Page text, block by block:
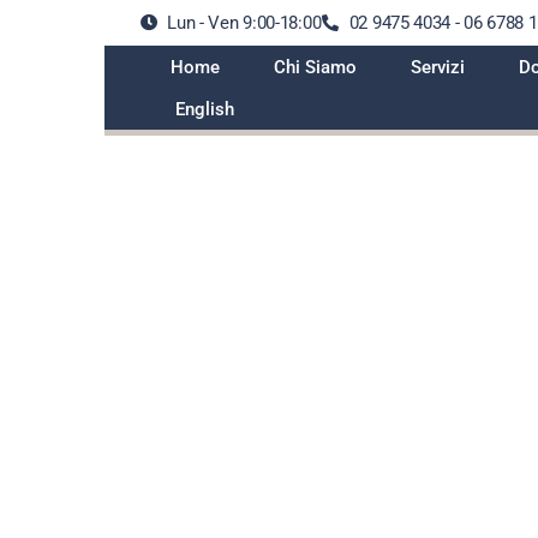
Lun - Ven 9:00-18:00 02 9475 4034 - 06 6788
Home Chi Siamo Servizi
English